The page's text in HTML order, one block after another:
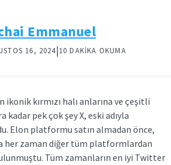
Emmanuel
16, 2024|10 DAKIKA OKUMA
ikonik kırmızı halı anlarına ve çeşitli
kadar pek çok şey X, eski adıyla
Elon platformu satın almadan önce,
her zaman diğer tüm platformlardan
Tüm zamanların en iyi Twitter